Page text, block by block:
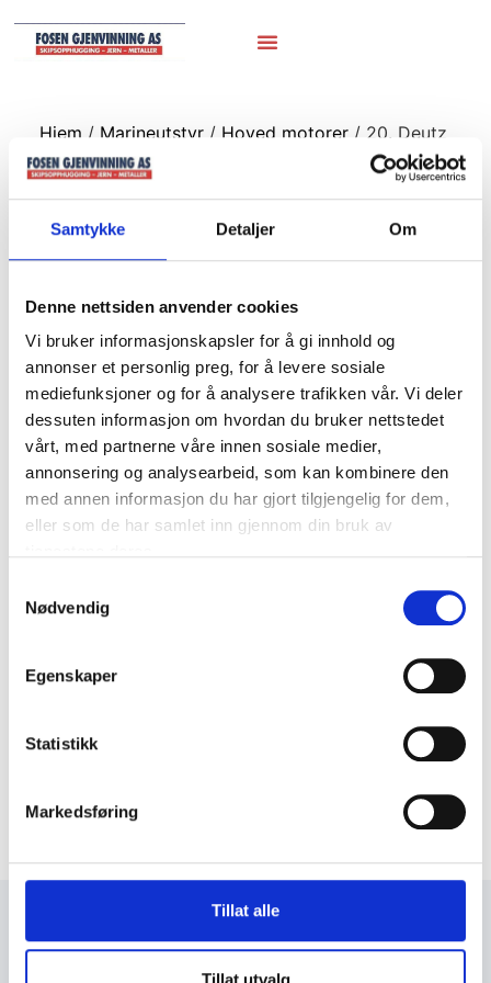
Samtykke Detaljer Om
Denne nettsiden anvender cookies
Vi bruker informasjonskapsler for å gi innhold og
annonser et personlig preg, for å levere sosiale
mediefunksjoner og for å analysere trafikken vår. Vi deler
dessuten informasjon om hvordan du bruker nettstedet
vårt, med partnerne våre innen sosiale medier,
annonsering og analysearbeid, som kan kombinere den
med annen informasjon du har gjort tilgjengelig for dem,
eller som de har samlet inn gjennom din bruk av
Nødvendig
Egenskaper
Statistikk
Markedsføring
Tillat alle
Hjem / Marineutstyr/ Hoved motorer/ 20. Deutz
SBV8M 540 2646kw/3600hk 600rpm
20. Deutz SBV8M
540
2646kw/3600hk
600rpm
+47 72 53 44 30